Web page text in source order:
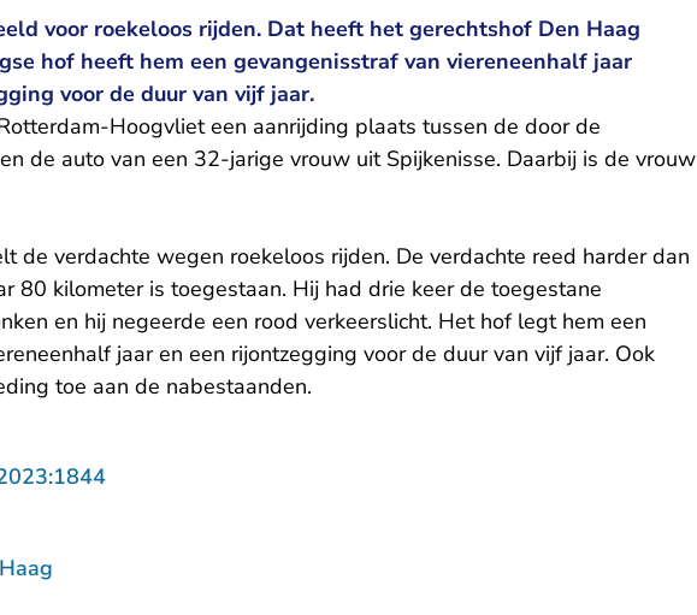
voor roekeloos rijden. Dat heeft het gerechtshof Den Haag
hof heeft hem een gevangenisstraf van viereneenhalf jaar
voor de duur van vijf jaar.
Hoogvliet een aanrijding plaats tussen de door de
de auto van een 32-jarige vrouw uit Spijkenisse. Daarbij is de vrouw
de verdachte wegen roekeloos rijden. De verdachte reed harder dan
80 kilometer is toegestaan. Hij had drie keer de toegestane
en hij negeerde een rood verkeerslicht. Het hof legt hem een
jaar en een rijontzegging voor de duur van vijf jaar. Ook
toe aan de nabestaanden.
- U verlaat Rechtspraak.nl